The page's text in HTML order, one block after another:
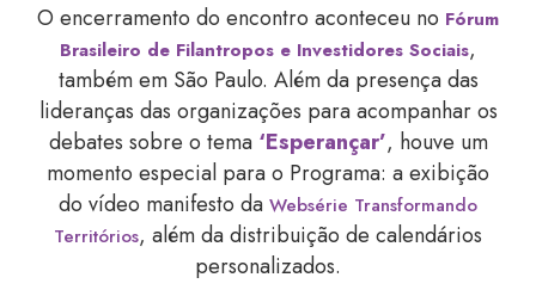
O encerramento do encontro aconteceu no Fórum
Brasileiro de Filantropos e Investidores Sociais,
também em São Paulo. Além da presença das
lideranças das organizações para acompanhar os
debates sobre o tema ‘Esperançar’, houve um
momento especial para o Programa: a exibição
do vídeo manifesto da Websérie Transformando
Territórios, além da distribuição de calendários
personalizados.